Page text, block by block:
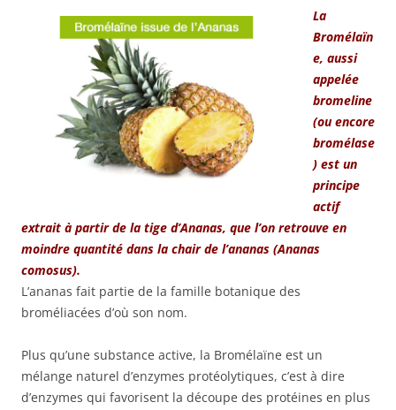
La
Bromélaïn
e, aussi
appelée
bromeline
(ou encore
bromélase
) est un
principe
actif
extrait à partir de la tige d’Ananas, que l’on retrouve en
moindre quantité dans la chair de l’ananas (Ananas
comosus).
L’ananas fait partie de la famille botanique des
broméliacées d’où son nom.
Plus qu’une substance active, la Bromélaïne est un
mélange naturel d’enzymes protéolytiques, c’est à dire
d’enzymes qui favorisent la découpe des protéines en plus